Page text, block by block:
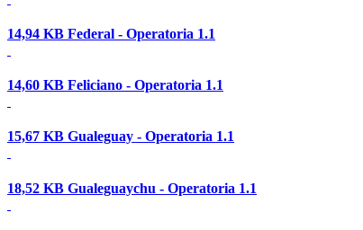
14,94 KB Federal - Operatoria 1.1
14,60 KB Feliciano - Operatoria 1.1
15,67 KB Gualeguay - Operatoria 1.1
18,52 KB Gualeguaychu - Operatoria 1.1